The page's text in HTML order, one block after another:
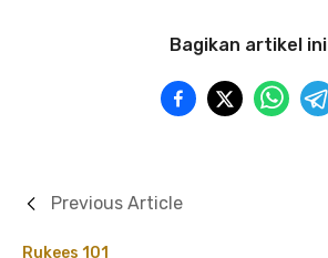
Bagikan artikel ini
Rukees 101
Previous Article